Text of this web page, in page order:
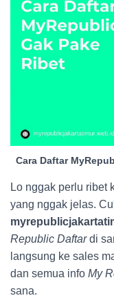
Cara Daftar
Lo nggak perlu ribet
yang nggak jelas.
Republic Daftardi
langsung ke sales
dan semua info My
sana.